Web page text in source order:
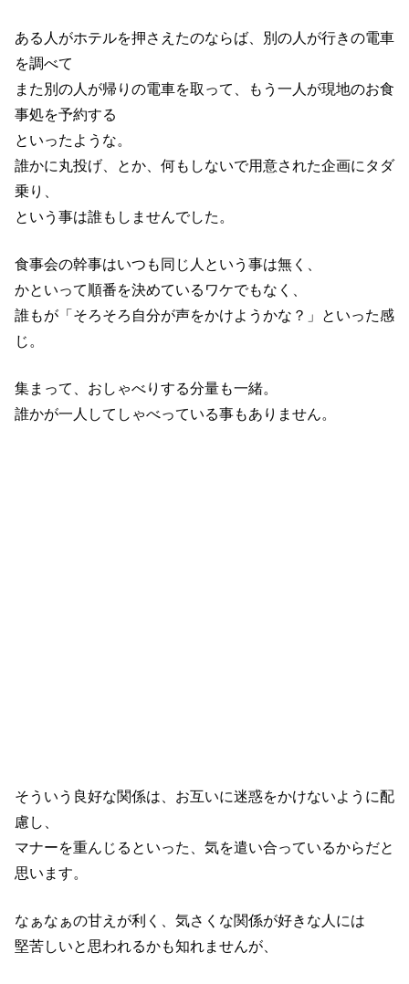
ある人がホテルを押さえたのならば、別の人が行きの電車
を調べて
また別の人が帰りの電車を取って、もう一人が現地のお食
事処を予約する
といったような。
誰かに丸投げ、とか、何もしないで用意された企画にタダ
乗り、
という事は誰もしませんでした。
食事会の幹事はいつも同じ人という事は無く、
かといって順番を決めているワケでもなく、
誰もが「そろそろ自分が声をかけようかな？」といった感
じ。
集まって、おしゃべりする分量も一緒。
誰かが一人してしゃべっている事もありません。
そういう良好な関係は、お互いに迷惑をかけないように配
慮し、
マナーを重んじるといった、気を遣い合っているからだと
思います。
なぁなぁの甘えが利く、気さくな関係が好きな人には
堅苦しいと思われるかも知れませんが、